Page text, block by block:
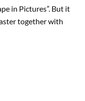
in Pictures”. But it
together with